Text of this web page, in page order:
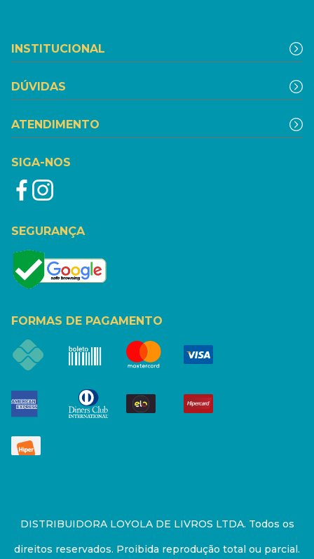
INSTITUCIONAL
DÚVIDAS
ATENDIMENTO
SIGA-NOS
SEGURANÇA
FORMAS DE PAGAMENTO
DISTRIBUIDORA LOYOLA DE LIVROS LTDA. Todos os
direitos reservados. Proibida reprodução total ou parcial.